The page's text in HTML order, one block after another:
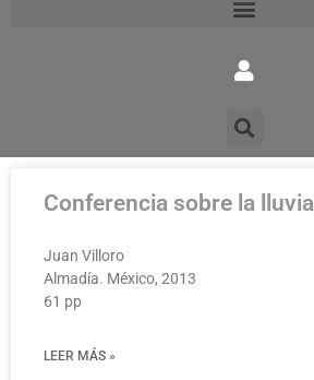
Conferencia sobre la lluvia
Juan Villoro
Almadía. México, 2013
61 pp
LEER MÁS »